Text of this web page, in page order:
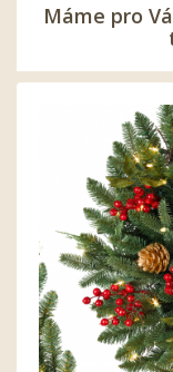
Máme pro